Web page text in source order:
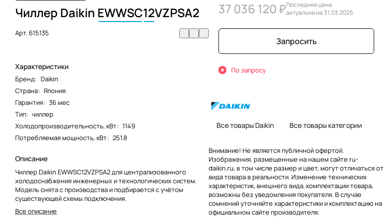
Чиллер Daikin EWWSC12VZPSA2
Арт.615135
Характеристики
Бренд: Daikin
Страна: Япония
Гарантия: 36 мес
Тип: чиллер
Холодопроизводительность, кВт: 1149
Потребляемая мощность, кВт: 251.8
Описание
Чиллер Daikin EWWSC12VZPSA2 для централизованного
холодоснабжения инженерных и технологических систем.
Модель снята с производства и подбирается с учётом
существующей схемы подключения.
Все описание
37 036 120 ₽Последняя цена
актуальна на 31.03.2025
Запросить
По запросу
Все товары Daikin Все товары категории
Внимание! Не является публичной офертой.
Изображения, размещенные на нашем сайте ru-
daikin.ru, в том числе размер и цвет, могут отличаться от
вида товара в реальности. Изменение технических
характеристик, внешнего вида, комплектации товара,
возможны без уведомления покупателя. В случае
сомнений уточняйте характеристики и комплектацию на
официальном сайте производителя.